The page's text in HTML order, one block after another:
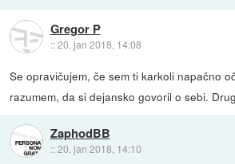
Gregor P
::20. jan 2018, 14:08
Se opravičujem, če sem ti karkoli napačno
razumem, da si dejansko govoril o sebi.
ZaphodBB
::20. jan 2018, 14:10